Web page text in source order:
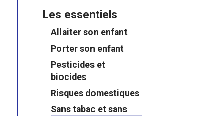
Les essentiels
Allaiter son enfant
Porter son enfant
Pesticides et
biocides
Risques domestiques
Sans tabac et sans